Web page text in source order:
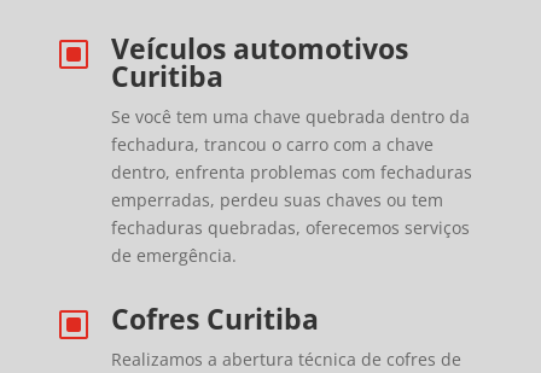
W Veículos automotivos
Curitiba
Se você tem uma chave quebrada dentro da
fechadura, trancou o carro com a chave
dentro, enfrenta problemas com fechaduras
emperradas, perdeu suas chaves ou tem
fechaduras quebradas, oferecemos serviços
de emergência.
W Cofres Curitiba
Realizamos a abertura técnica de cofres de